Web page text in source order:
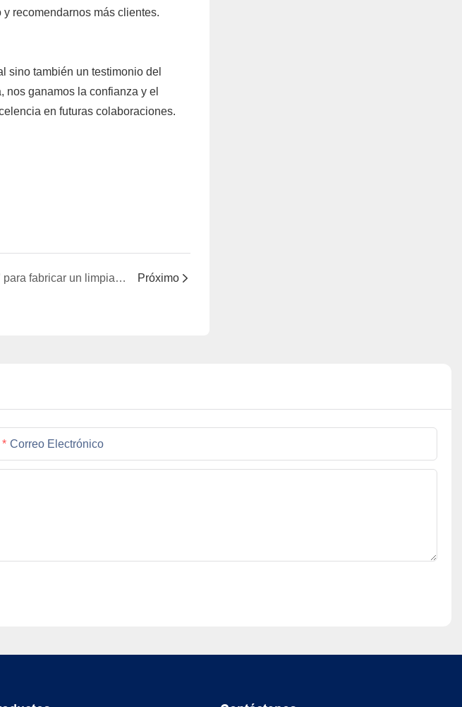
recomendarnos más clientes.
sino también un testimonio del
nos ganamos la confianza y el
en futuras colaboraciones.
Asociación con "WAP" para fabricar un limpiador de alfombras vertical de alta calidad Próximo
Correo Electrónico